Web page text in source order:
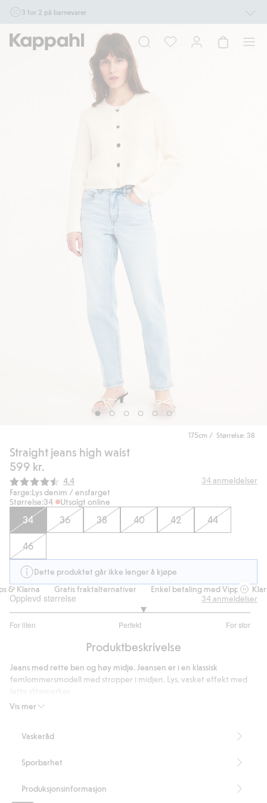
3 for 2 på barnevarer
17/8 i butikk & online for deg som er eller blir medlem. Kan ikke kombineres med
andre tilbud eller rabatter.
Handle nå
175cm / Størrelse: 38
Straight jeans high waist
599 kr.
Gjennomsnittskarakter:
4.4 34anmeldelser
Farge:Lys denim / ensfarget
Størrelse:34 Utsolgt online
34 36 38 40 42 44
46
Dette produktet går ikke lenger å kjøpe
& Klarna
Gratis fraktalternativer Enkel betaling med Vipps &
Opplevd størrelse
For liten Perfekt For stor
av
28
stemmer
34anmeldelser
Produktbeskrivelse
Vis mer
Jeans med rette ben og høy midje. Jeansen er i en klassisk
femlommersmodell med stropper i midjen. Lys, vasket effekt med
Rette ben
Knapp og glidelås
Artikkelnummer
Vaskeråd
Sporbarhet
Produksjonsinformasjon